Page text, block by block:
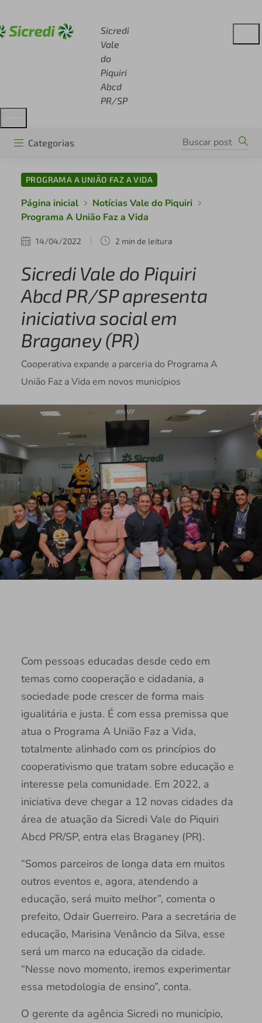
Sicredi
Vale
do
Piquiri
Abcd
PR/SP
Categorias
PROGRAMA A UNIÃO FAZ A VIDA
Página inicial
Notícias Vale do Piquiri
Programa A União Faz a Vida
14/04/2022 2 min de leitura
Sicredi Vale do Piquiri
Abcd PR/SP apresenta
iniciativa social em
Braganey (PR)
Cooperativa expande a parceria do Programa A
União Faz a Vida em novos municípios
Com pessoas educadas desde cedo em
temas como cooperação e cidadania, a
sociedade pode crescer de forma mais
igualitária e justa. É com essa premissa que
atua o Programa A União Faz a Vida,
totalmente alinhado com os princípios do
cooperativismo que tratam sobre educação e
interesse pela comunidade. Em 2022, a
iniciativa deve chegar a 12 novas cidades da
área de atuação da Sicredi Vale do Piquiri
Abcd PR/SP, entra elas Braganey (PR).
“Somos parceiros de longa data em muitos
outros eventos e, agora, atendendo a
educação, será muito melhor”, comenta o
prefeito, Odair Guerreiro. Para a secretária de
educação, Marisina Venâncio da Silva, esse
será um marco na educação da cidade.
“Nesse novo momento, iremos experimentar
essa metodologia de ensino”, conta.
O gerente da agência Sicredi no município,